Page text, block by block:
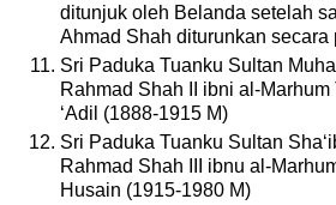
ditunjuk oleh Belanda setelah
Ahmad Shah diturunkan secara
Sri Paduka Tuanku Sultan
Rahmad Shah II ibni al-Marhum
‘Adil (1888-1915 M)
Sri Paduka Tuanku Sultan
Rahmad Shah III ibnu al-
Husain (1915-1980 M)